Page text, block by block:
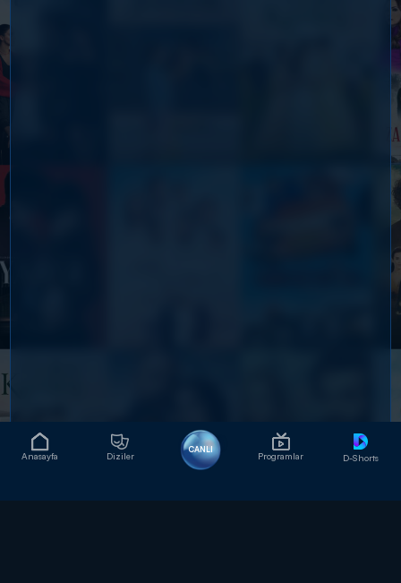
Anasayfa Diziler
CANLI
Programlar D-Shorts